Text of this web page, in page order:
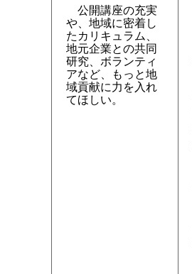
公開講座の充実
や、地域に密着し
たカリキュラム、
地元企業との共同
研究、ボランティ
アなど、もっと地
域貢献に力を入れ
てほしい。